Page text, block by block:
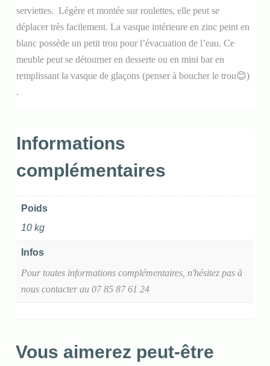
serviettes. Légère et montée sur roulettes, elle peut se
déplacer très facilement. La vasque intérieure en zinc peint en
blanc possède un petit trou pour l’évacuation de l’eau. Ce
meuble peut se détourner en desserte ou en mini bar en
remplissant la vasque de glaçons (penser à boucher le trou😊)
.
Informations
complémentaires
Poids
10 kg
Infos
Pour toutes informations complémentaires, n'hésitez pas à
nous contacter au 07 85 87 61 24
Vous aimerez peut-être